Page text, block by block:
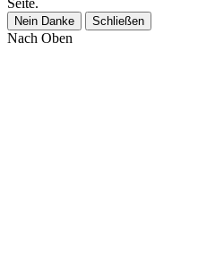
Seite.
Nein Danke Schließen
Nach Oben